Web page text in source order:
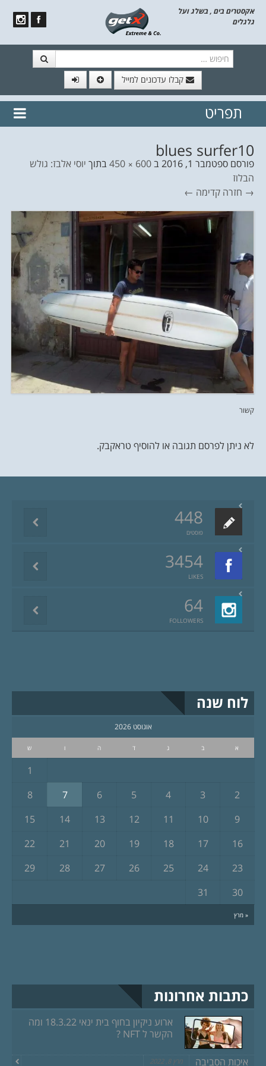
אקסטרים בים , בשלג ועל
גלגלים
קבלו עדכונים למייל
// הצטרף לרשימת תפוצה!
נשמח
תפריט
blues surfer10
פורסם ספטמבר 1, 2016 ב600 × 450 בתוך יוסי אלבז: גולש
הבלוז
→ חזרה קדימה ←
קשור
לא ניתן לפרסם תגובה או להוסיף טראקבק.
448
פוסטים
3454
LIKES
64
FOLLOWERS
לוח שנה
אוגוסט 2026
א ב ג ד ה ו ש
« מרץ
1
2
3
4
5
6
7
8
9
10
11
12
13
14
15
16
17
18
19
20
21
22
23
24
25
26
27
28
29
30
31
כתבות אחרונות
ארוע ניקיון בחוף בית ינאי 18.3.22 ומה
הקשר ל NFT ?
איכות הסביבה מרץ 8, 2022